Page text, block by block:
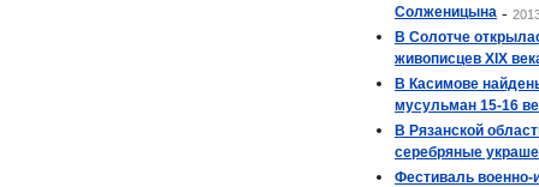
Солженицына -
В Солотче
живописцев XIX
В Касимове
мусульман 15-16
В Рязанской
серебряные
Фестиваль военно-